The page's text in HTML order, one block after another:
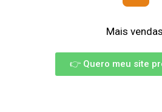
Mais
👉 Quero meu site